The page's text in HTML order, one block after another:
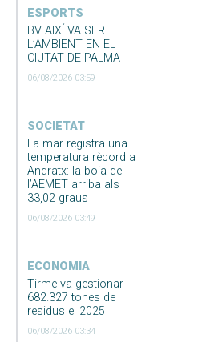
ESPORTS
BV AIXÍ VA SER
L’AMBIENT EN EL
CIUTAT DE PALMA
06/08/2026 03:59
SOCIETAT
La mar registra una
temperatura rècord a
Andratx: la boia de
l’AEMET arriba als
33,02 graus
06/08/2026 03:49
ECONOMIA
Tirme va gestionar
682.327 tones de
residus el 2025
06/08/2026 03:34